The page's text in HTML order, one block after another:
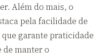
Além do mais, o
pela facilidade de
garante praticidade
de manter o